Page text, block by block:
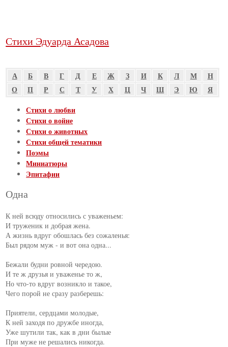
Стихи Эдуарда Асадова
А Б В Г Д Е Ж З И К Л М
Н
О
П Р С Т У Х Ц Ч Ш Э Ю
Я
Стихи о любви
Стихи о войне
Стихи о животных
Стихи общей тематики
Поэмы
Миниатюры
Эпитафии
Одна
К ней всюду относились с уваженьем:
И труженик и добрая жена.
А жизнь вдруг обошлась без сожаленья:
Был рядом муж - и вот она одна...
Бежали будни ровной чередою.
И те ж друзья и уваженье то ж,
Но что-то вдруг возникло и такое,
Чего порой не сразу разберешь:
Приятели, сердцами молодые,
К ней заходя по дружбе иногда,
Уже шутили так, как в дни былые
При муже не решались никогда.